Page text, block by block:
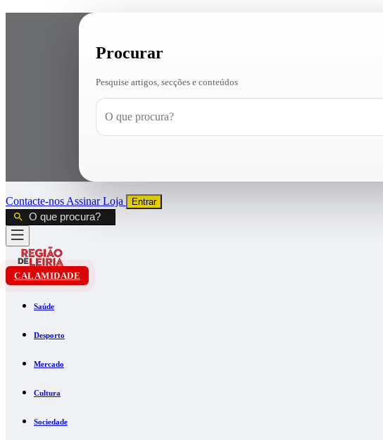
Procurar
Pesquise artigos, secções e conteúdos
Contacte-nos AssinarLoja Entrar
CALAMIDADE
Saúde
Desporto
Mercado
Cultura
Sociedade